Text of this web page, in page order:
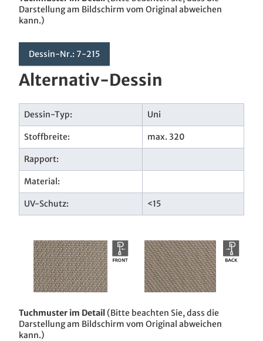
Darstellung am Bildschirm vom Original abweichen
kann.)
Dessin-Nr.: 7-215
Alternativ-Dessin
Dessin-Typ: Uni
Stoffbreite: max. 320
Rapport:
Material:
UV-Schutz: <15
Tuchmuster im Detail(Bitte beachten Sie, dass die
Darstellung am Bildschirm vom Original abweichen
kann.)